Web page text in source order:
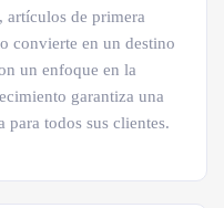
artículos de primera
convierte en un destino
un enfoque en la
garantiza una
para todos sus clientes.